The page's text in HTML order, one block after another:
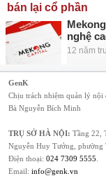
bán lại cổ phần
nghệ
12 năm
GenK
Chịu trách nhiệm quản lý nội
Bà Nguyễn Bích Minh
TRỤ SỞ HÀ NỘI: Tầng 22,
Nguyễn Huy Tưởng, phường
Điện thoại: 024 7309 5555
Email: info@genk.vn